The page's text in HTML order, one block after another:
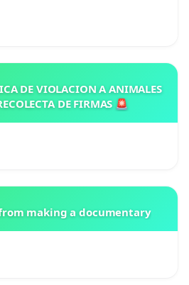
DE VIOLACION A ANIMALES
DE FIRMAS 🚨
making a documentary